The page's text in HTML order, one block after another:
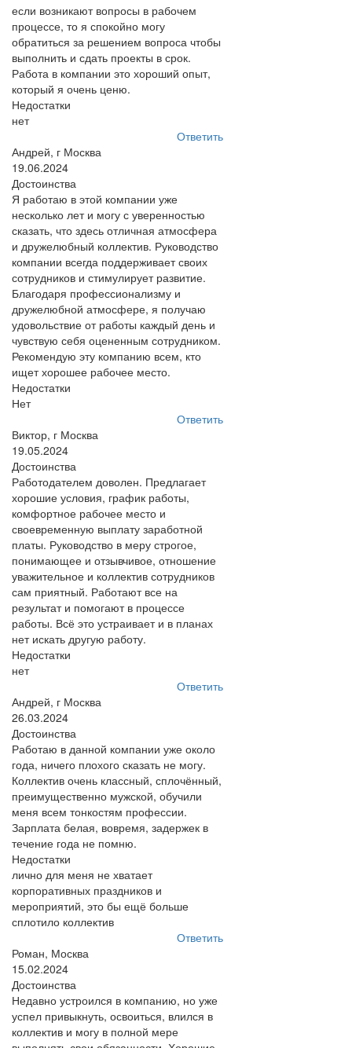
если возникают вопросы в рабочем
процессе, то я спокойно могу
обратиться за решением вопроса чтобы
выполнить и сдать проекты в срок.
Работа в компании это хороший опыт,
который я очень ценю.
Недостатки
нет
Ответить
Андрей, г Москва
19.06.2024
Достоинства
Я работаю в этой компании уже
несколько лет и могу с уверенностью
сказать, что здесь отличная атмосфера
и дружелюбный коллектив. Руководство
компании всегда поддерживает своих
сотрудников и стимулирует развитие.
Благодаря профессионализму и
дружелюбной атмосфере, я получаю
удовольствие от работы каждый день и
чувствую себя оцененным сотрудником.
Рекомендую эту компанию всем, кто
ищет хорошее рабочее место.
Недостатки
Нет
Ответить
Виктор, г Москва
19.05.2024
Достоинства
Работодателем доволен. Предлагает
хорошие условия, график работы,
комфортное рабочее место и
своевременную выплату заработной
платы. Руководство в меру строгое,
понимающее и отзывчивое, отношение
уважительное и коллектив сотрудников
сам приятный. Работают все на
результат и помогают в процессе
работы. Всё это устраивает и в планах
нет искать другую работу.
Недостатки
нет
Ответить
Андрей, г Москва
26.03.2024
Достоинства
Работаю в данной компании уже около
года, ничего плохого сказать не могу.
Коллектив очень классный, сплочённый,
преимущественно мужской, обучили
меня всем тонкостям профессии.
Зарплата белая, вовремя, задержек в
течение года не помню.
Недостатки
лично для меня не хватает
корпоративных праздников и
мероприятий, это бы ещё больше
сплотило коллектив
Ответить
Роман, Москва
15.02.2024
Достоинства
Недавно устроился в компанию, но уже
успел привыкнуть, освоиться, влился в
коллектив и могу в полной мере